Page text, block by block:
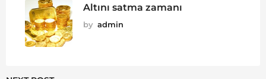
Altını satma zamanı
by admin